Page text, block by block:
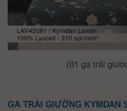
(01 ga trải
GA TRẢI GIƯỜNG KYMDAN